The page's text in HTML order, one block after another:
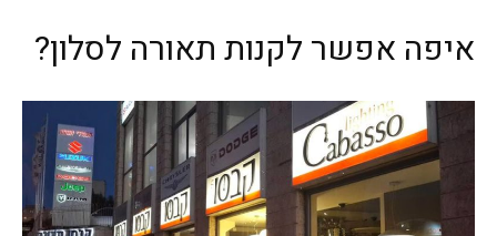
איפה אפשר לקנות תאורה לסלון?